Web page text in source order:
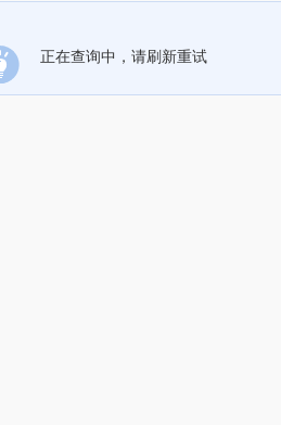
正在查询中，请刷新重试